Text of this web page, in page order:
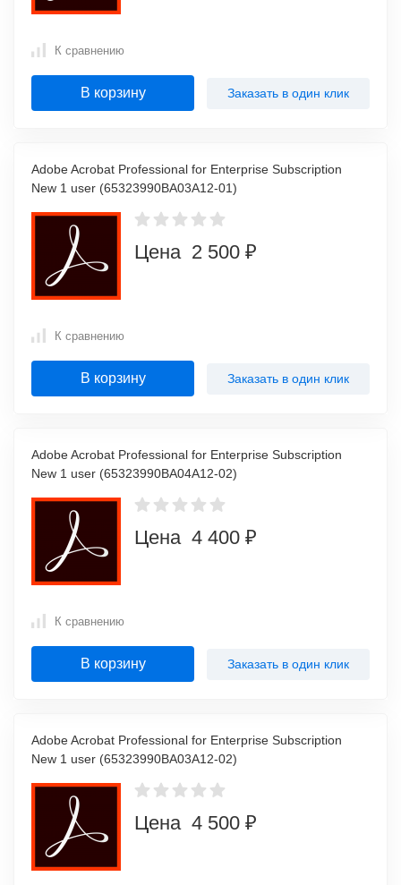
К сравнению
В корзину Заказать в один клик
Adobe Acrobat Professional for Enterprise Subscription
New 1 user (65323990BA03A12-01)
Цена 2 500 ₽
К сравнению
В корзину Заказать в один клик
Adobe Acrobat Professional for Enterprise Subscription
New 1 user (65323990BA04A12-02)
Цена 4 400 ₽
К сравнению
В корзину Заказать в один клик
Adobe Acrobat Professional for Enterprise Subscription
New 1 user (65323990BA03A12-02)
Цена 4 500 ₽